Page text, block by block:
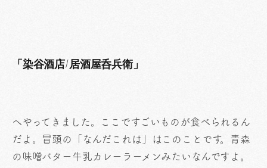
「染谷酒店/居酒屋呑兵衛」
へやってきました。ここですごいものが食べられるん
だよ。冒頭の「なんだこれは」はこのことです。青森
の味噌バター牛乳カレーラーメンみたいなんですよ。